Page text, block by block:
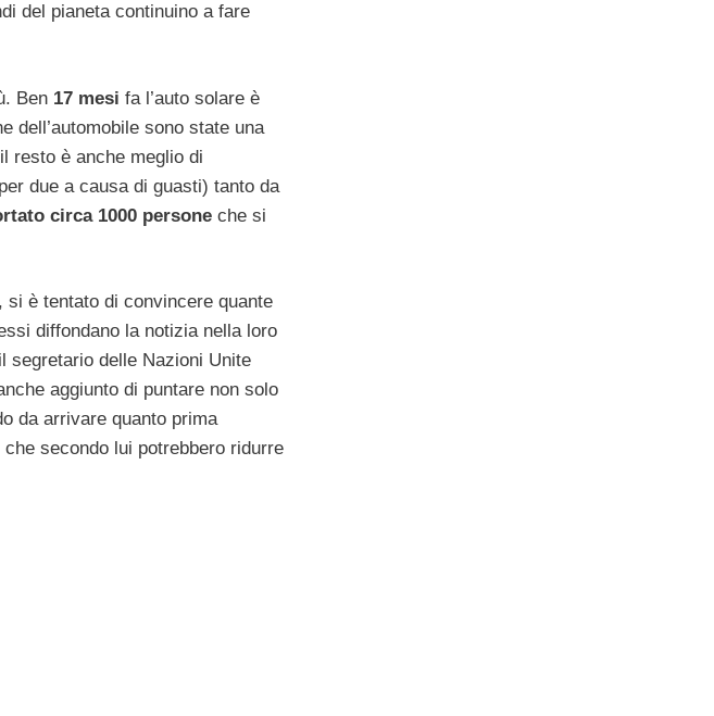
del pianeta continuino a fare
Ben 17 mesi fa l’auto solare è
dell’automobile sono state una
resto è anche meglio di
due a causa di guasti) tanto da
circa 1000 persone che si
si è tentato di convincere quante
diffondano la notizia nella loro
segretario delle Nazioni Unite
aggiunto di puntare non solo
da arrivare quanto prima
secondo lui potrebbero ridurre